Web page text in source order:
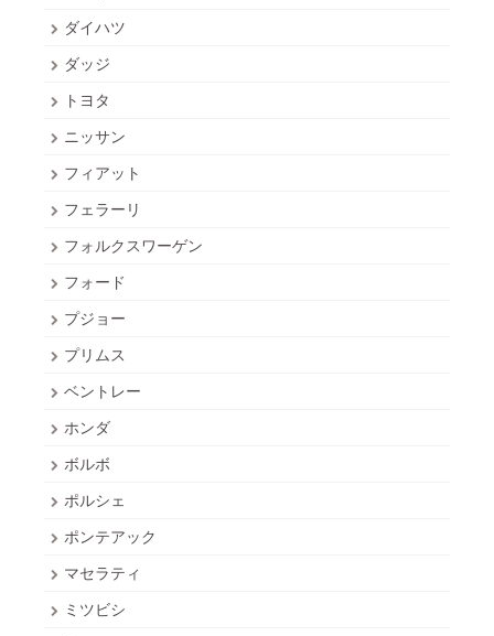
ダイハツ
ダッジ
トヨタ
ニッサン
フィアット
フェラーリ
フォルクスワーゲン
フォード
プジョー
プリムス
ベントレー
ホンダ
ボルボ
ポルシェ
ポンテアック
マセラティ
ミツビシ